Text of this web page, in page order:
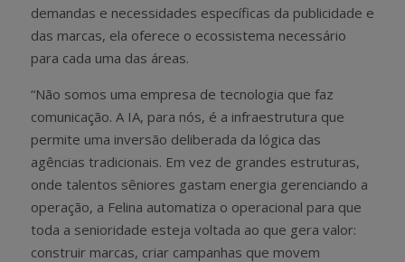
demandas e necessidades específicas da publicidade e
das marcas, ela oferece o ecossistema necessário
para cada uma das áreas.
“Não somos uma empresa de tecnologia que faz
comunicação. A IA, para nós, é a infraestrutura que
permite uma inversão deliberada da lógica das
agências tradicionais. Em vez de grandes estruturas,
onde talentos sêniores gastam energia gerenciando a
operação, a Felina automatiza o operacional para que
toda a senioridade esteja voltada ao que gera valor:
construir marcas, criar campanhas que movem